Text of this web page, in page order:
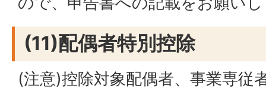
(11)配偶者特別控除
(注意)控除対象配偶者、事業専従